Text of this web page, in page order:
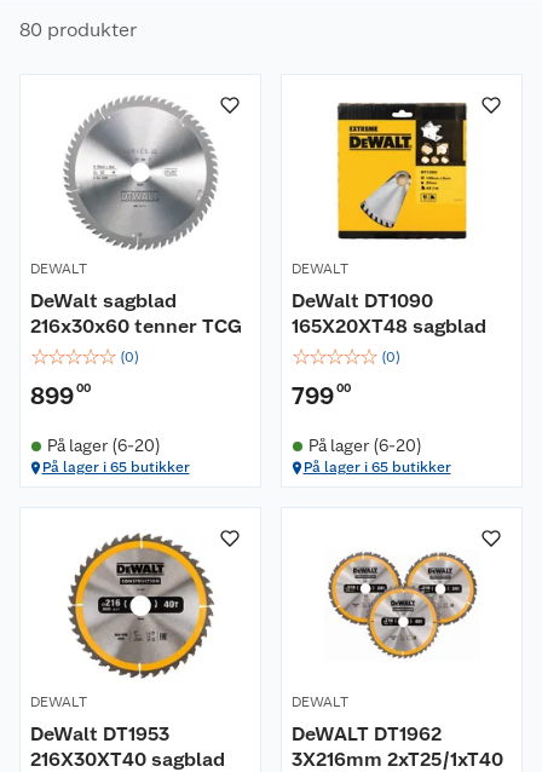
sirkelsagblader til tre, laminat, aluminium og
dykksager.
80 produkter
DEWALT
DeWalt sagblad
216x30x60 tenner TCG
☆☆☆☆☆ (0)
89900
På lager (6-20)
På lager i 65 butikker
DEWALT
DeWalt DT1090
165X20XT48 sagblad
☆☆☆☆☆ (0)
79900
På lager (6-20)
På lager i 65 butikker
DEWALT
DeWalt DT1953
216X30XT40 sagblad
DEWALT
DeWALT DT1962
3X216mm 2xT25/1xT40